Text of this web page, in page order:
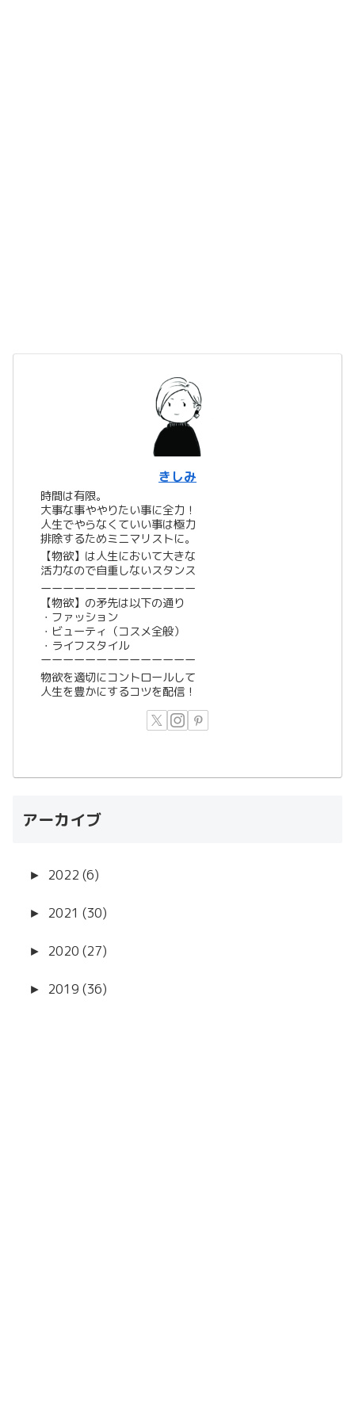
きしみ
時間は有限。
大事な事ややりたい事に全力！
人生でやらなくていい事は極力
排除するためミニマリストに。
【物欲】は人生において大きな
活力なので自重しないスタンス
ーーーーーーーーーーーーーー
【物欲】の矛先は以下の通り
・ファッション
・ビューティ（コスメ全般）
・ライフスタイル
ーーーーーーーーーーーーーー
物欲を適切にコントロールして
人生を豊かにするコツを配信！
アーカイブ
► 2022 (6)
► 2021 (30)
► 2020 (27)
► 2019 (36)